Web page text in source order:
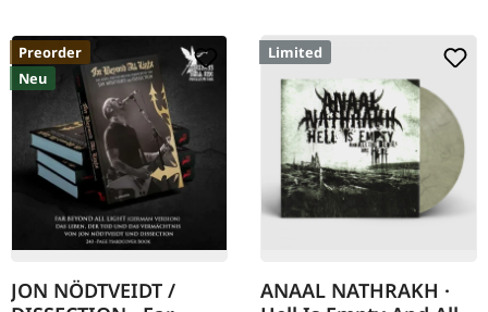
Preorder
Neu
JON NÖDTVEIDT /
Limited
ANAAL NATHRAKH ·